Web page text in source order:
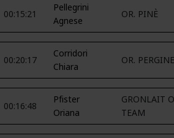
00:15:21
Pellegrini
Agnese
OR. PINÈ
00:20:17
Corridori
Chiara
OR. PERGINE
00:16:48
Pfister
Oriana
GRONLAIT
TEAM